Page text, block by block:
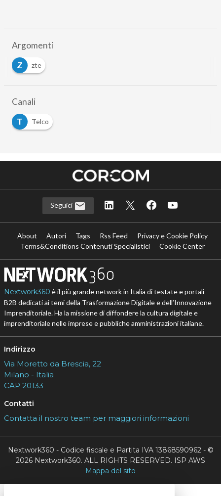
Argomenti
Z
zte
Canali
T
Telco
Seguici
About Autori Tags Rss Feed
Privacy e Cookie Policy
Terms&Conditions Contenuti Specialistici
Cookie Center
Nextwork360 è il più grande network in Italia di testate e portali
B2B dedicati ai temi della Trasformazione Digitale e dell’Innovazione
Imprenditoriale. Ha la missione di diffondere la cultura digitale e
imprenditoriale nelle imprese e pubbliche amministrazioni italiane.
Indirizzo
Via Moretto da Brescia, 22
Milano - Italia
CAP 20133
Contatti
Contatta il nostro team per maggiori informazioni
Nextwork360 - Codice fiscale e Partita IVA 13868590962 - ©
2026 Nextwork360. ALL RIGHTS RESERVED. ISP AWS
Mappa del sito